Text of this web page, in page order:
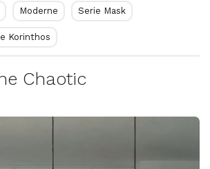
Moderne Serie Mask
Korinthos
Chaotic